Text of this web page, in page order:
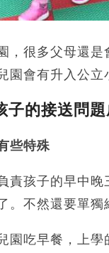
，很多父母還
園會有升入公立
子的接送問
些特殊
責孩子的早中
。不然還要單獨
園吃早餐，上